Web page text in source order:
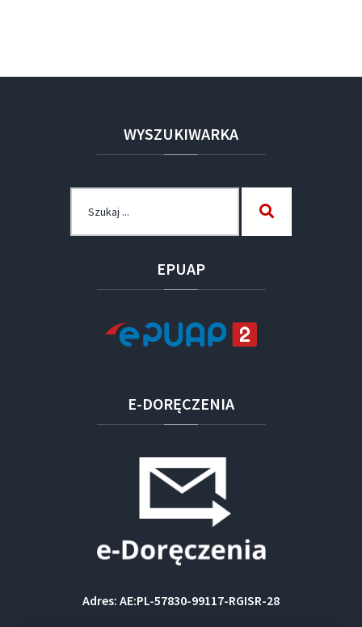
WYSZUKIWARKA
EPUAP
E-DORĘCZENIA
Adres: AE:PL-57830-99117-RGISR-28